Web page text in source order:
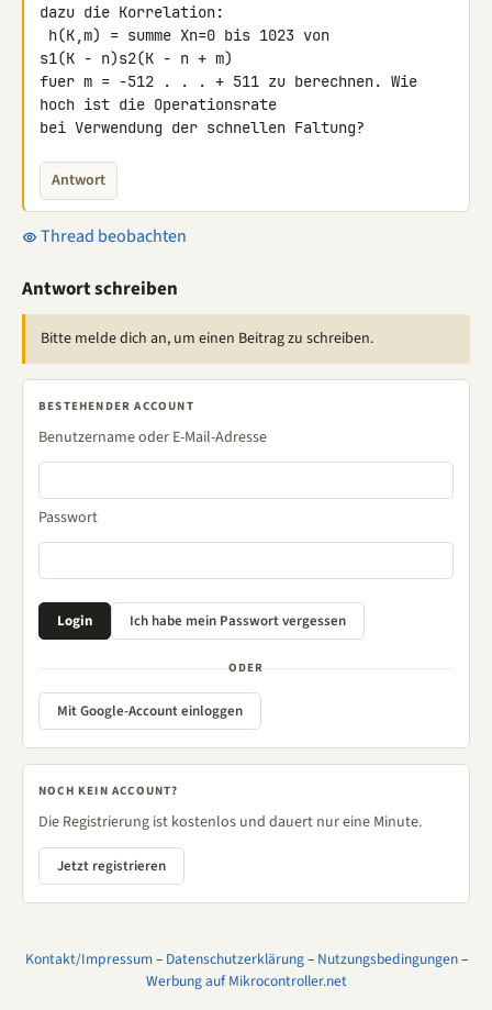
dazu die Korrelation:
s1(K − n)s2(K − n + m)
fuer m = −512 . . . + 511 zu berechnen. Wie
hoch ist die Operationsrate
bei Verwendung der schnellen Faltung?
Antwort
Thread beobachten
Antwort schreiben
Bitte melde dich an, um einen Beitrag zu schreiben.
BESTEHENDER ACCOUNT
Benutzername oder E-Mail-Adresse
Passwort
ODER
Mit Google-Account einloggen
NOCH KEIN ACCOUNT?
Die Registrierung ist kostenlos und dauert nur eine Minute.
Jetzt registrieren
Kontakt/Impressum– Datenschutzerklärung– Nutzungsbedingungen–
Werbung auf Mikrocontroller.net